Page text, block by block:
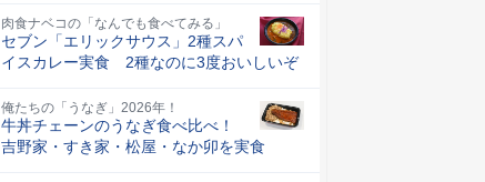
肉食ナベコの「なんでも食べてみる」
セブン「エリックサウス」2種スパ
イスカレー実食 2種なのに3度おいしいぞ
俺たちの「うなぎ」2026年！
牛丼チェーンのうなぎ食べ比べ！
吉野家・すき家・松屋・なか卯を実食